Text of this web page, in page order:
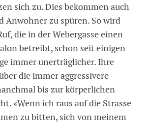
sich zu. Dies bekommen auch
Anwohner zu spüren. So wird
die in der Webergasse einen
betreibt, schon seit einigen
immer unerträglicher. Ihre
die immer aggressivere
bis zur körperlichen
«Wenn ich raus auf die Strasse
zu bitten, sich von meinem